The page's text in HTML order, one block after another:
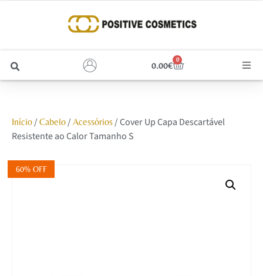
0.00€
0
Unhas
Início/ Cabelo/ Acessórios/ Cover Up Capa Descartável
Resistente ao Calor Tamanho S
60% OFF